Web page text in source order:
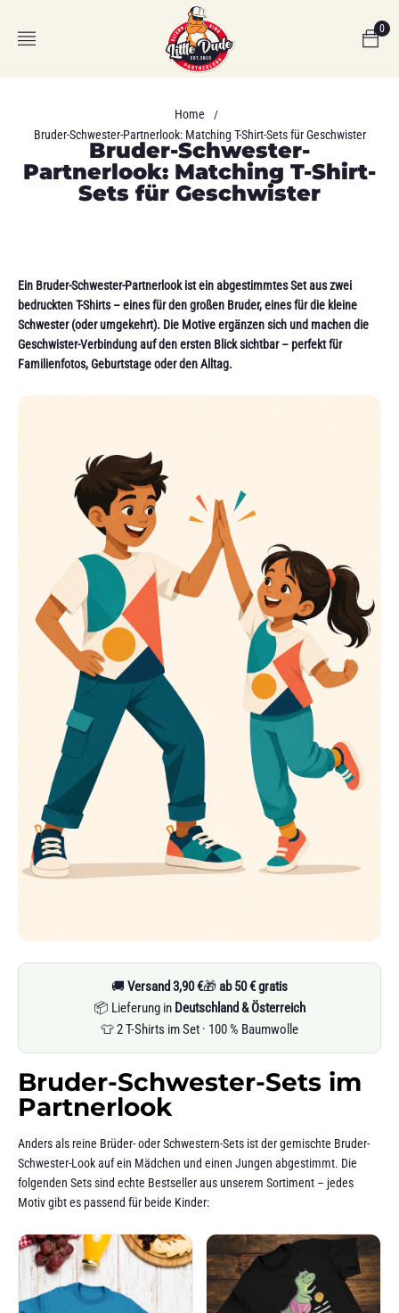
0
Home /
Bruder-Schwester-Partnerlook: Matching T-Shirt-Sets für Geschwister
Bruder-Schwester-
Partnerlook: Matching T-Shirt-
Sets für Geschwister
Ein Bruder-Schwester-Partnerlook ist ein abgestimmtes Set aus zwei
bedruckten T-Shirts – eines für den großen Bruder, eines für die kleine
Schwester (oder umgekehrt). Die Motive ergänzen sich und machen die
Geschwister-Verbindung auf den ersten Blick sichtbar – perfekt für
Familienfotos, Geburtstage oder den Alltag.
🚚 Versand 3,90 €🎁 ab 50 € gratis
📦 Lieferung in Deutschland & Österreich
👕 2 T-Shirts im Set · 100 % Baumwolle
Bruder-Schwester-Sets im
Partnerlook
Anders als reine Brüder- oder Schwestern-Sets ist der gemischte Bruder-
Schwester-Look auf ein Mädchen und einen Jungen abgestimmt. Die
folgenden Sets sind echte Bestseller aus unserem Sortiment – jedes
Motiv gibt es passend für beide Kinder: